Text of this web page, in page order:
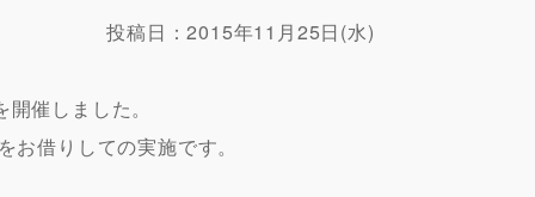
投稿日：2015年11月25日(水)
開催しました。
借りしての実施です。